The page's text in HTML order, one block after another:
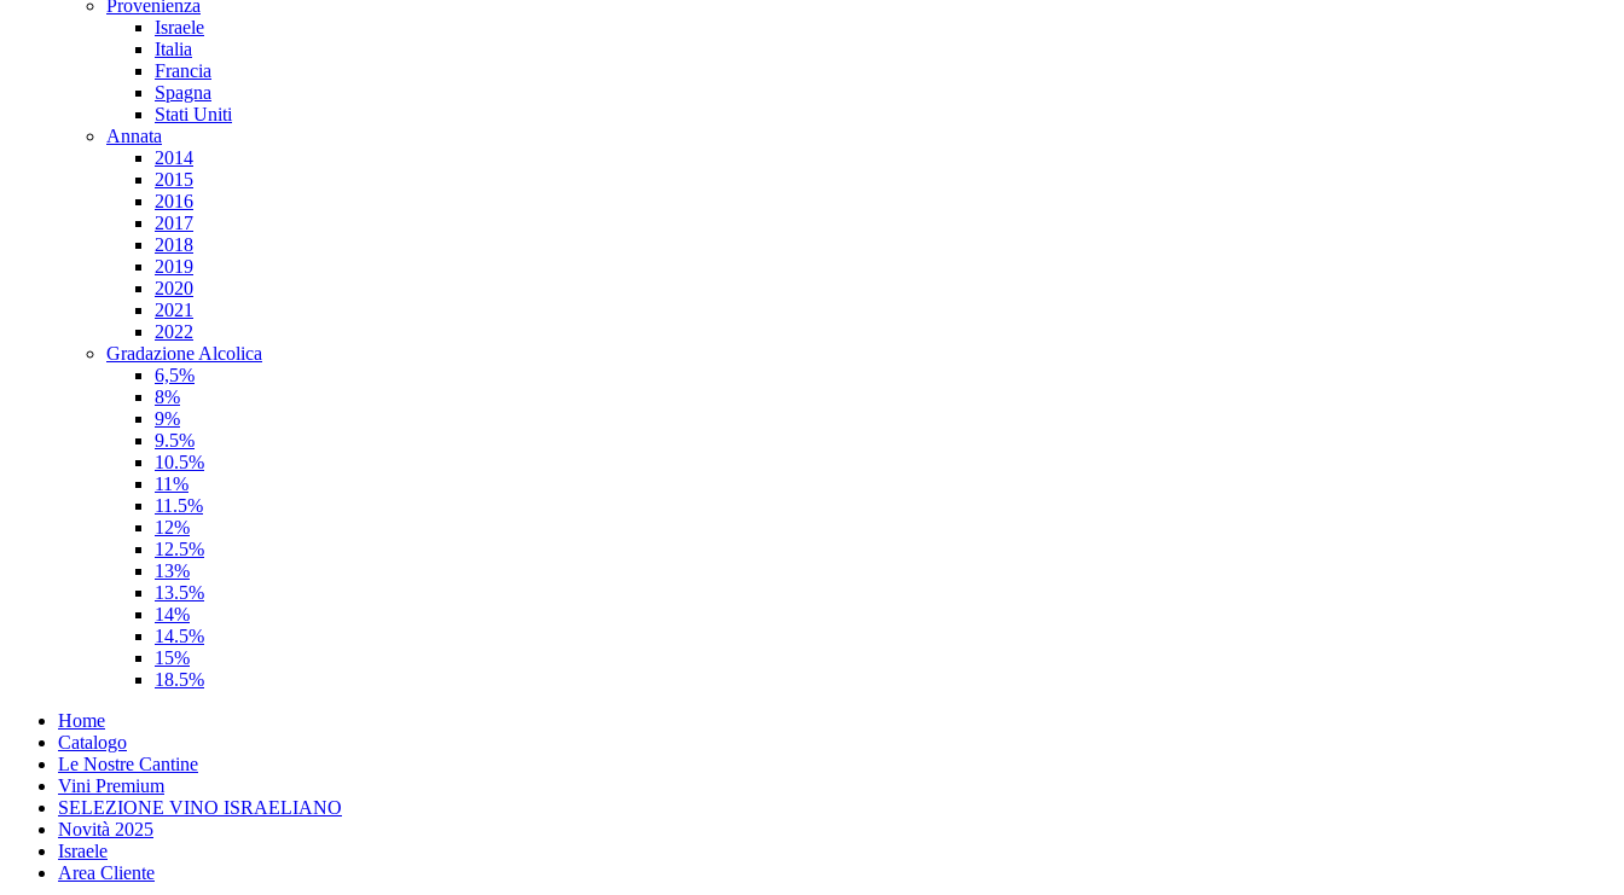
Provenienza
Israele
Italia
Francia
Spagna
Stati Uniti
Annata
2014
2015
2016
2017
2018
2019
2020
2021
2022
Gradazione Alcolica
6,5%
8%
9%
9.5%
10.5%
11%
11.5%
12%
12.5%
13%
13.5%
14%
14.5%
15%
18.5%
Home
Catalogo
Le Nostre Cantine
Vini Premium
SELEZIONE VINO ISRAELIANO
Novità 2025
Israele
Area Cliente